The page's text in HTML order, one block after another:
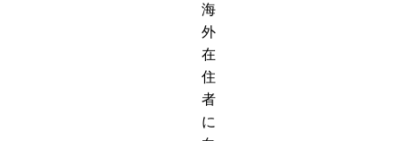
海
外
在
住
者
に